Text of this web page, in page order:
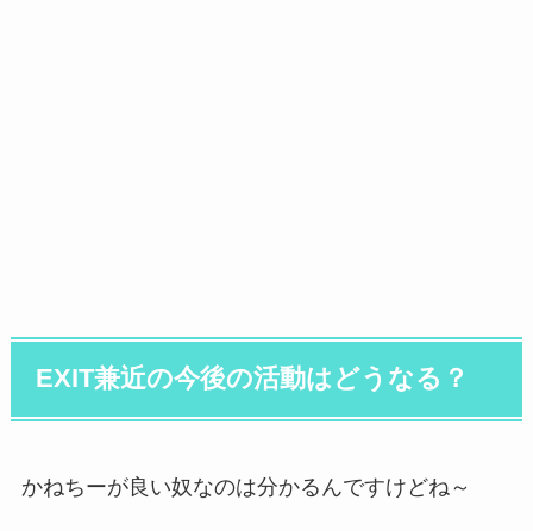
EXIT兼近の今後の活動はどうなる？
かねちーが良い奴なのは分かるんですけどね～